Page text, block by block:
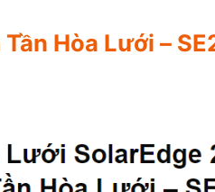
Hòa Lưới –